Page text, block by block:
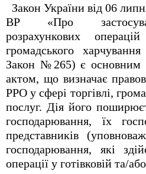
Закон України від 06
ВР «Про
розрахункових
громадського
Закон №265) є основним
актом, що визначає
РРО у сфері торгівлі,
послуг. Дія його
господарювання, їх
представників
господарювання, які
операції у готівковій та/